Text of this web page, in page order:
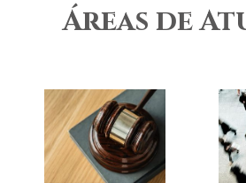
Áreas de